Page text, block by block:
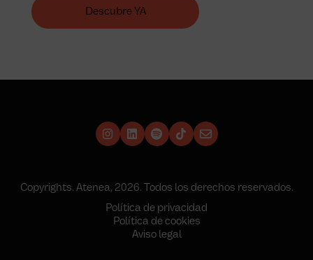
Descubre YA
Copyrights. Atenea, 2026. Todos los derechos reservados.
Política de privacidad
Política de cookies
Aviso legal